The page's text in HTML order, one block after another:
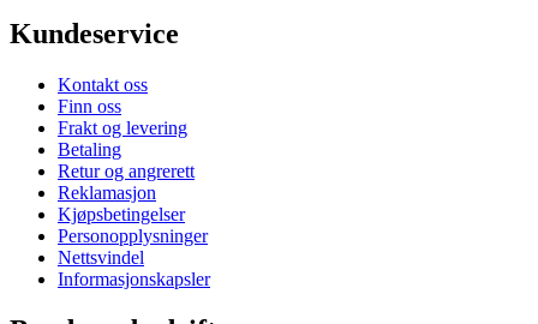
Kundeservice
Kontakt oss
Finn oss
Frakt og levering
Betaling
Retur og angrerett
Reklamasjon
Kjøpsbetingelser
Personopplysninger
Nettsvindel
Informasjonskapsler